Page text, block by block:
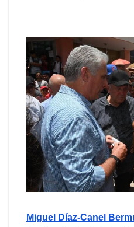
Miguel Díaz-Canel